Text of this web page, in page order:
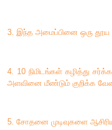
1. உருளைக் கிழங்கில்